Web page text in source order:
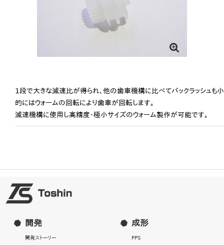
設備情報
SDGs
お問い合わせ
1段で大きな減速比が得られ、他の歯車機構に比べてバックラッシュも
的にはウォームの回転により歯車が回転します。
減速機構に使用し高精度・極小サイズのウォーム製作が可能です。
開発
開発ストーリー
成形
PPS